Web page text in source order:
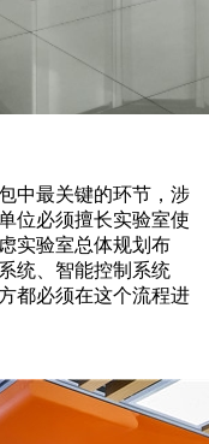
中最关键的环节，涉
位必须擅长实验室使
实验室总体规划布
统、智能控制系统
都必须在这个流程进